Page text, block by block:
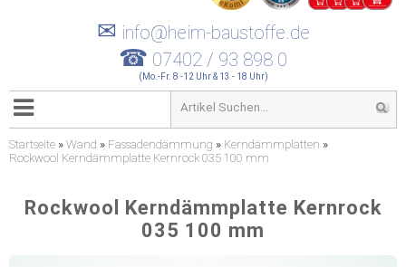
✉ info@heim-baustoffe.de
☎ 07402 / 93 898 0
(Mo.-Fr. 8 -12 Uhr & 13 - 18 Uhr)
Startseite » Wand » Fassadendämmung » Kerndämmplatten »
Rockwool Kerndämmplatte Kernrock 035 100 mm
Rockwool Kerndämmplatte Kernrock
035 100 mm